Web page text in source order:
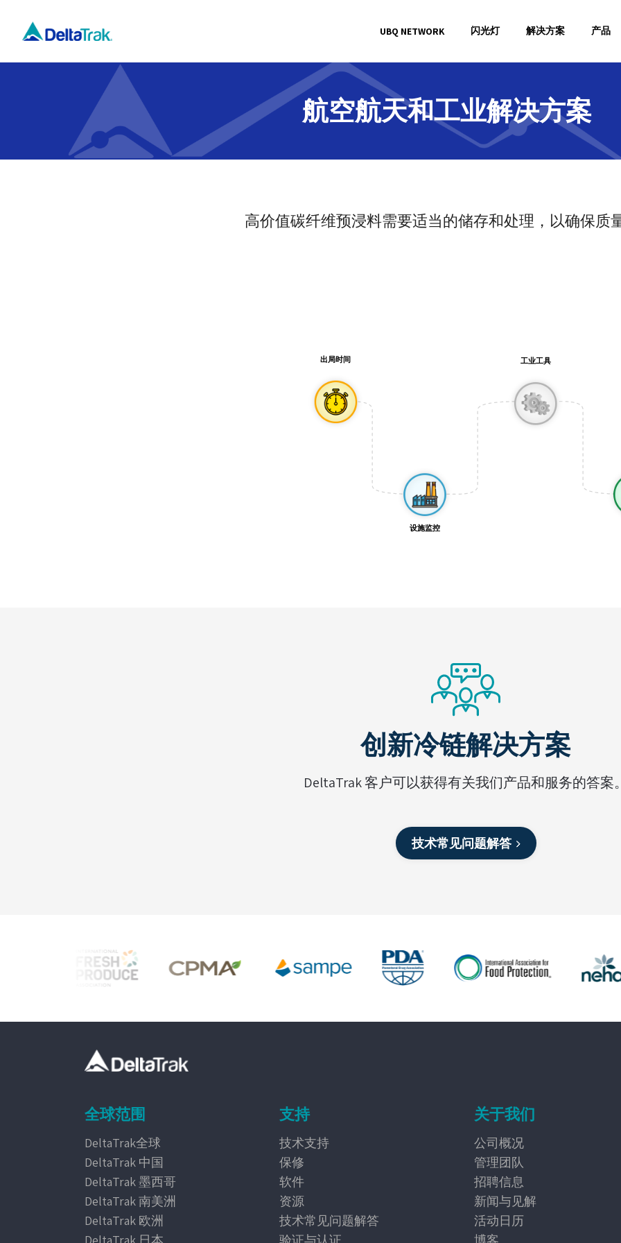
UBQ NETWORK 闪光灯 解决方案 产品
content
航空航天和工业解决方案
高价值碳纤维预浸料需要适当的储存和处理，以确保质
出局时间
设施监控
工业工具
创新冷链解决方案
DeltaTrak 客户可以获得有关我们产品和服务的答案
技术常见问题解答
全球范围
DeltaTrak全球
DeltaTrak 中国
DeltaTrak 墨西哥
DeltaTrak 南美洲
DeltaTrak 欧洲
支持
技术支持
保修
软件
资源
技术常见问题解答
关于我们
公司概况
管理团队
招聘信息
新闻与见解
活动日历